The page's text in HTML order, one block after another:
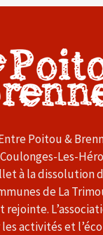
Poitou &
Les-
à la dissolution
de La
rejointe.
activités et